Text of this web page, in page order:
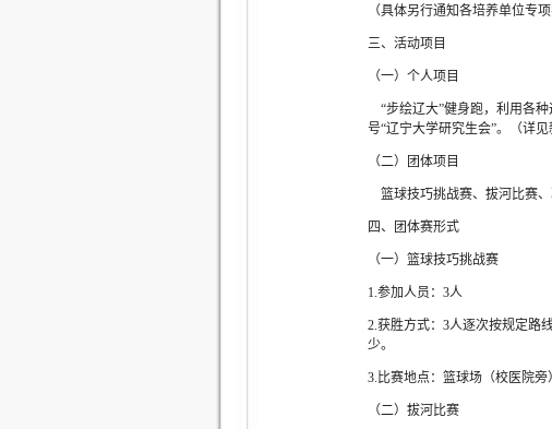
（具体另行通知各培养单位专项
三、活动项目
（一）个人项目
“步绘辽大”健身跑，利用各
号“辽宁大学研究生会”。（详
（二）团体项目
篮球技巧挑战赛、拔河比赛
四、团体赛形式
（一）篮球技巧挑战赛
1.参加人员：3人
2.获胜方式：3人逐次按规定路
少。
3.比赛地点：篮球场（校医院旁）
（二）拔河比赛